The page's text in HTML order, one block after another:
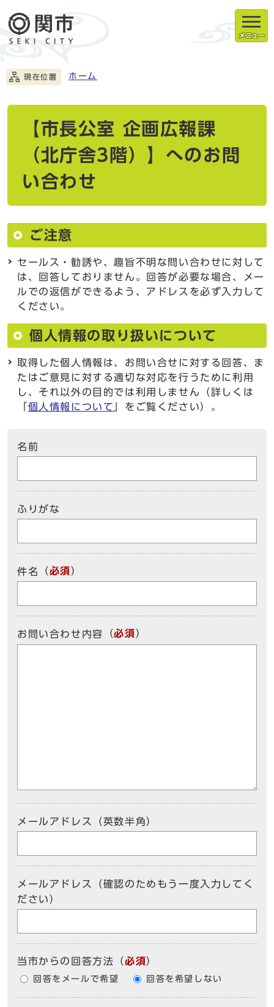
メニュー
現在位置 ホーム
【市長公室 企画広報課
（北庁舎3階）】へのお問
い合わせ
ご注意
セールス・勧誘や、趣旨不明な問い合わせに対して
は、回答しておりません。回答が必要な場合、メー
ルでの返信ができるよう、アドレスを必ず入力して
ください。
個人情報の取り扱いについて
取得した個人情報は、お問い合せに対する回答、ま
たはご意見に対する適切な対応を行うために利用
し、それ以外の目的では利用しません（詳しくは
「個人情報について 」をご覧ください）。
名前
ふりがな
件名 （必須）
お問い合わせ内容 （必須）
メールアドレス（英数半角）
メールアドレス（確認のためもう一度入力してく
ださい）
当市からの回答方法 （必須）
回答をメールで希望 回答を希望しない